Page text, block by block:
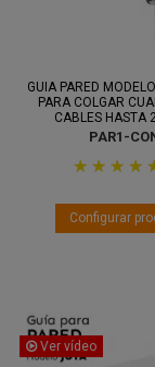
GUIA PARED
PARA COLGAR
CABLES HASTA
PAR1-
Ver vídeo